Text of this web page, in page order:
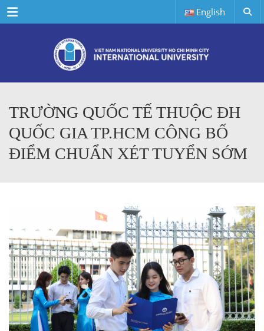
Menu English
TRƯỜNG QUỐC TẾ THUỘC ĐH
QUỐC GIA TP.HCM CÔNG BỐ
ĐIỂM CHUẨN XÉT TUYỂN SỚM